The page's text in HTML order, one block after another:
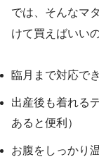
では、そんなマ
けて買えばいい
臨月まで対応で
出産後も着れる
あると便利）
お腹をしっかり